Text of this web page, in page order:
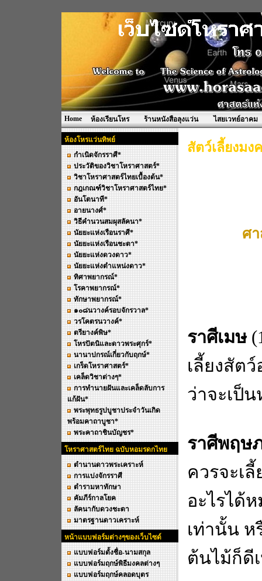
Home ห้องเรียนโหร ร้านหนังสือลุงแว่น ไสยเวทย์อาคม
ห้องโหรแว่นทิพย์
กำเนิดจักรราศี*
ประวัติของวิชาโหราศาสตร์*
วิชาโหราศาสตร์ไทยเบื้องต้น*
กฎเกณฑ์วิชาโหราศาสตร์ไทย*
อันโตนาที*
อายนางศ์*
วิธีคำนวนสมผุสลัคนา*
นัยยะแห่งเรือนราศี*
นัยยะแห่งเรือนชะตา*
นัยยะแห่งดวงดาว*
นัยยะแห่งตำแหน่งดาว*
ทิศาพยากรณ์*
โรคาพยากรณ์*
ทักษาพยากรณ์*
๑๐๘นวางค์รอบจักรวาล*
วรโคตรนวางค์*
ตรียางค์พิษ*
โหรปัตนิและดาวพระศุกร์*
นานาปกรณ์เกี่ยวกับฤกษ์*
เกร็ดโหราศาสตร์*
เคล็ดวิชาต่างๆ*
การทำนายฝันและเคล็ดลับการ
แก้ฝัน*
พระพุทธรูปบูชาประจำวันเกิด
พร้อมคาถาบูชา*
พระคาถาชินบัญชร*
โหราศาสตร์ไทย ฉบับหอมรดกไทย
ตำนานดาวพระเคราะห์
การแบ่งจักรราศี
ตำรามหาทักษา
คัมภีร์กาลโยค
ลัคนากับดวงชะตา
มาตรฐานดาวเคราะห์
หน้าแบบฟอร์มต่างๆของเว็บไซด์
แบบฟอร์มตั้งชื่อ-นามสกุล
แบบฟอร์มฤกษ์พิธีมงคลต่างๆ
แบบฟอร์มฤกษ์คลอดบุตร
สัตว์เลี้ยงมง
ศ
ราศีเมษ
เลี้ยงสัต
ว่าจะเป็
ราศีพฤษ
ควรจะเ
อะไรได้
เท่านั้น ห
ต้นไม้ก็ดี